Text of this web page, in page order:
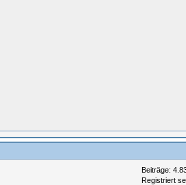
Beiträge:
Registriert